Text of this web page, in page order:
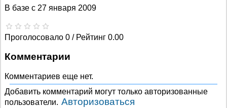
В базе с 27 января 2009
Проголосовало 0 / Рейтинг 0.00
Комментарии
Комментариев еще нет.
Добавить комментарий могут только авторизованные
пользователи. Авторизоваться